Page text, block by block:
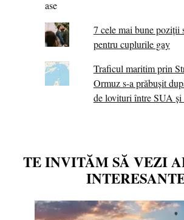
7 cele mai bune poziții
pentru cuplurile gay
Traficul maritim prin
Ormuz s-a prăbușit
de lovituri între SUA şi
TE INVITĂM SĂ VEZI